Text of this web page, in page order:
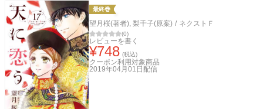
最終巻
望月桜(著者), 梨千子(原案) / ネクストＦ
(0)
レビューを書く
¥748 (税込)
クーポン利用対象商品
2019年04月01日 配信